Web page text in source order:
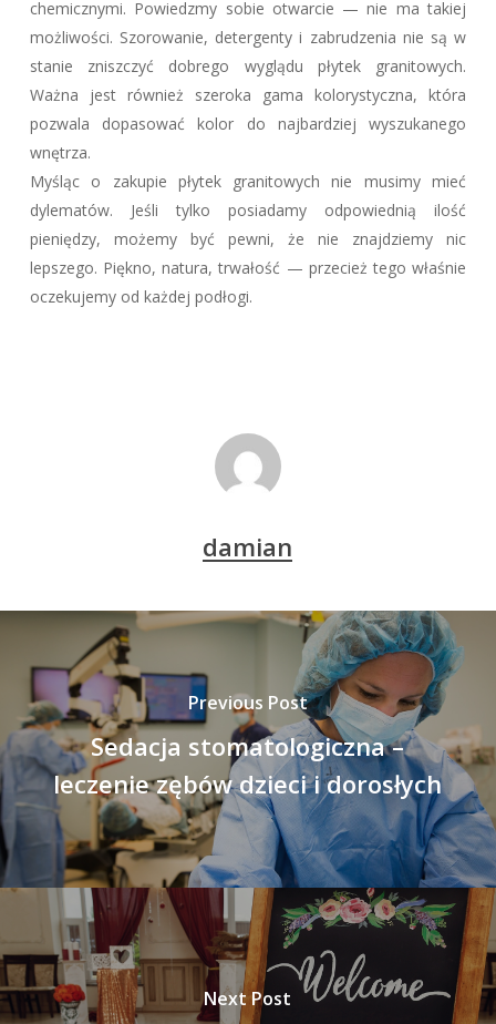
chemicznymi. Powiedzmy sobie otwarcie — nie ma takiej
możliwości. Szorowanie, detergenty i zabrudzenia nie są w
stanie zniszczyć dobrego wyglądu płytek granitowych.
Ważna jest również szeroka gama kolorystyczna, która
pozwala dopasować kolor do najbardziej wyszukanego
wnętrza.
Myśląc o zakupie płytek granitowych nie musimy mieć
dylematów. Jeśli tylko posiadamy odpowiednią ilość
pieniędzy, możemy być pewni, że nie znajdziemy nic
lepszego. Piękno, natura, trwałość — przecież tego właśnie
oczekujemy od każdej podłogi.
damian
Previous Post
Sedacja stomatologiczna –
leczenie zębów dzieci i dorosłych
Next Post